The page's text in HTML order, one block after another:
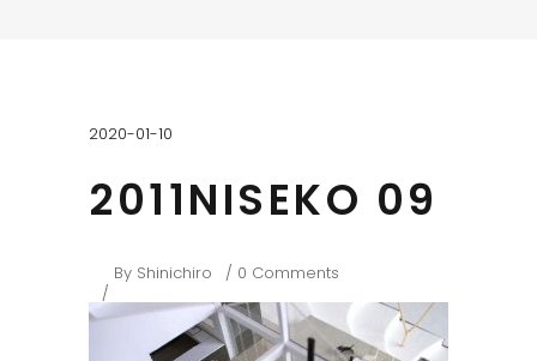
2020-01-10
2011NISEKO 09
By Shinichiro 0 Comments